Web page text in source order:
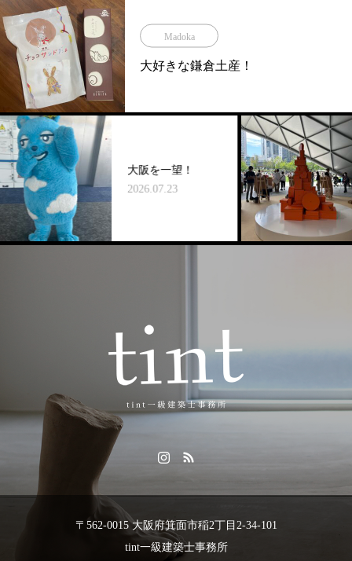
Madoka
大好きな鎌倉土産！
大阪を一望！
2026.07.23
〒562-0015 大阪府箕面市稲2丁目2-34-101
tint一級建築士事務所